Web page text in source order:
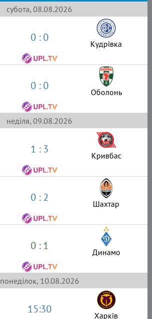
субота, 08.08.2026
0 : 0 Кудрівка
0 : 0 Оболонь
неділя, 09.08.2026
1 : 3 Кривбас
0 : 2 Шахтар
0 : 1 Динамо
понеділок, 10.08.2026
15:30 Харків